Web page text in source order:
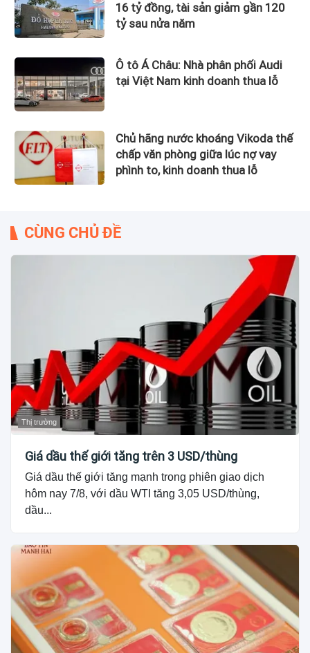
16 tỷ đồng, tài sản giảm gần 120
tỷ sau nửa năm
Ô tô Á Châu: Nhà phân phối Audi
tại Việt Nam kinh doanh thua lỗ
Chủ hãng nước khoáng Vikoda thế
chấp văn phòng giữa lúc nợ vay
phình to, kinh doanh thua lỗ
CÙNG CHỦ ĐỀ
Thị trường
Giá dầu thế giới tăng trên 3 USD/thùng
Giá dầu thế giới tăng mạnh trong phiên giao dịch
hôm nay 7/8, với dầu WTI tăng 3,05 USD/thùng,
dầu...